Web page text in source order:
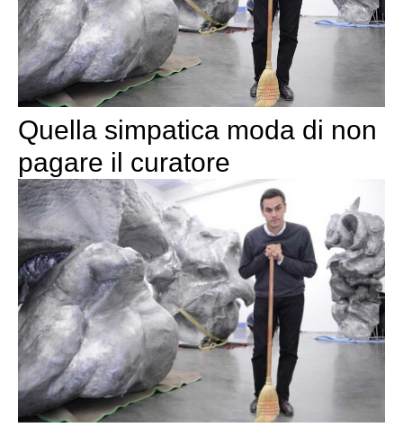
Quella simpatica moda di non
pagare il curatore